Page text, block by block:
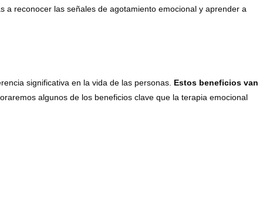
reconocer las señales de agotamiento emocional y aprender a
significativa en la vida de las personas. Estos beneficios van
algunos de los beneficios clave que la terapia emocional